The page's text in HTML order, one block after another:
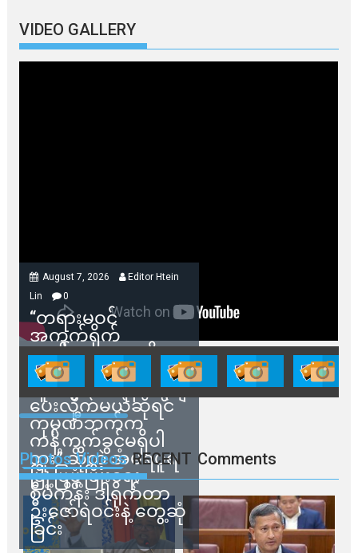
VIDEO GALLERY
August 7, 2026
Editor Htein
Lin
0
“တရားမဝင်
အကွက်ရိုက်
ရောင်းချမှုတွေကို
သက်ဆိုင်ရာတာဝန်ရှိ
သူတွေက ဂရန်တွေချ
ပေးလိုက်မယ်ဆိုရင်
ကုမ္ပဏီဘက်က
ကန့်ကွက်ခွင့်မရှိပါ
ဘူး” ဆိုတဲ့ အမရပူရ
မြို့ပြဖွံ့ဖြိုးရေး
စီမံကိန်း ဒါရိုက်တာ
ဦးဇော်ရဲဝင်းနဲ့ တွေ့ဆုံ
ခြင်း
Photos Videos RECENT Comments